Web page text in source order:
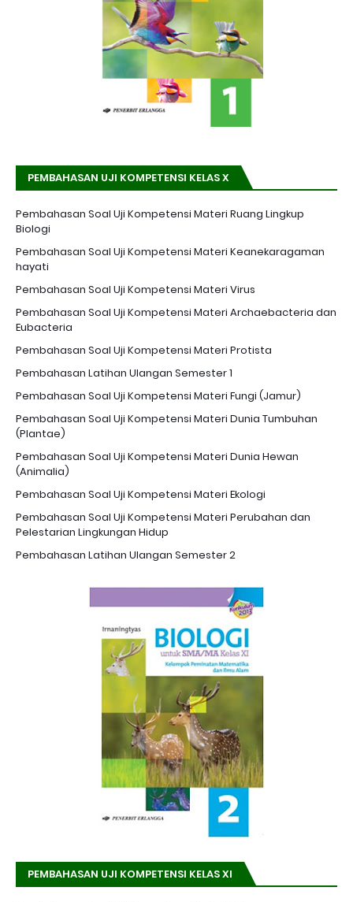
PEMBAHASAN UJI KOMPETENSI KELAS X
Pembahasan Soal Uji Kompetensi Materi Ruang Lingkup
Biologi
Pembahasan Soal Uji Kompetensi Materi Keanekaragaman
hayati
Pembahasan Soal Uji Kompetensi Materi Virus
Pembahasan Soal Uji Kompetensi Materi Archaebacteria dan
Eubacteria
Pembahasan Soal Uji Kompetensi Materi Protista
Pembahasan Latihan Ulangan Semester 1
Pembahasan Soal Uji Kompetensi Materi Fungi (Jamur)
Pembahasan Soal Uji Kompetensi Materi Dunia Tumbuhan
(Plantae)
Pembahasan Soal Uji Kompetensi Materi Dunia Hewan
(Animalia)
Pembahasan Soal Uji Kompetensi Materi Ekologi
Pembahasan Soal Uji Kompetensi Materi Perubahan dan
Pelestarian Lingkungan Hidup
Pembahasan Latihan Ulangan Semester 2
PEMBAHASAN UJI KOMPETENSI KELAS XI